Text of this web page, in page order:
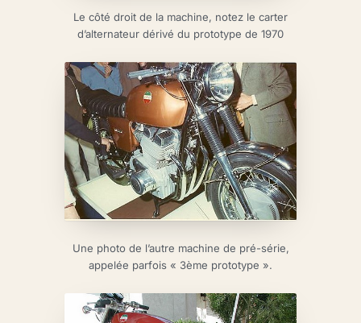
Le côté droit de la machine, notez le carter
d’alternateur dérivé du prototype de 1970
Une photo de l’autre machine de pré-série,
appelée parfois « 3ème prototype ».